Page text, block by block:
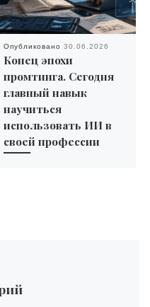
Опубликовано 30.06.2026
Конец эпохи
промтинга. Сегодня
главный навык
научиться
использовать ИИ в
своей профессии